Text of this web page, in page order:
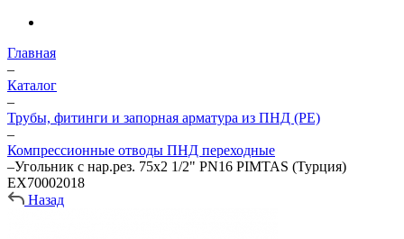
Главная
–
Каталог
–
Трубы, фитинги и запорная арматура из ПНД (PE)
–
Компрессионные отводы ПНД переходные
–Угольник с нар.рез. 75х2 1/2" PN16 PIMTAS (Турция)
EX70002018
Назад